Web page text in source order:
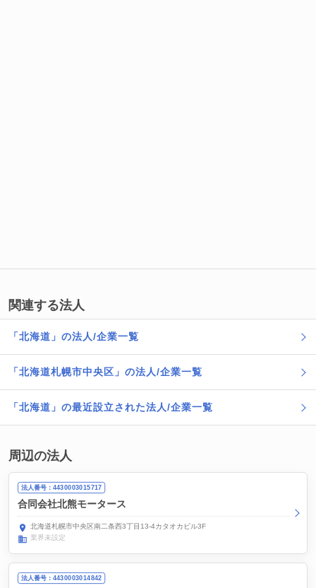
関連する法人
「北海道」の法人/企業一覧
「北海道札幌市中央区」の法人/企業一覧
「北海道」の最近設立された法人/企業一覧
周辺の法人
法人番号：4430003015717
合同会社北熊モータース
北海道札幌市中央区南二条西3丁目13-4カタオカビル3F
業界未設定
法人番号：4430003014842